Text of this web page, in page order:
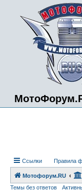
Ссылки Правила
Мотофорум.RU
Темы без ответов